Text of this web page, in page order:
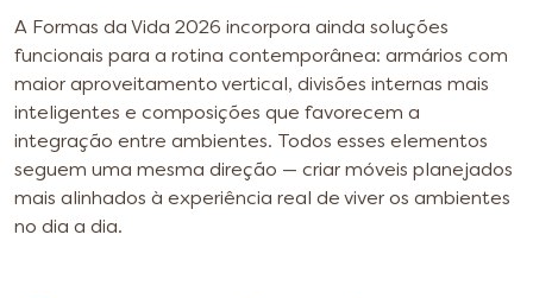
A Formas da Vida 2026 incorpora ainda soluções
funcionais para a rotina contemporânea: armários com
maior aproveitamento vertical, divisões internas mais
inteligentes e composições que favorecem a
integração entre ambientes. Todos esses elementos
seguem uma mesma direção — criar móveis planejados
mais alinhados à experiência real de viver os ambientes
no dia a dia.